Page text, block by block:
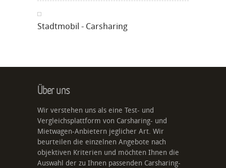
Stadtmobil - Carsharing
Über uns
Wir verstehen uns als eine Test- und
Vergleichsplattform von Carsharing- und
Mietwagen-Anbietern jeglicher Art. Wir
beurteilen die einzelnen Angebote nach
objektiven Kriterien und möchten Ihnen die
Auswahl der zu Ihnen passenden Carsharing-